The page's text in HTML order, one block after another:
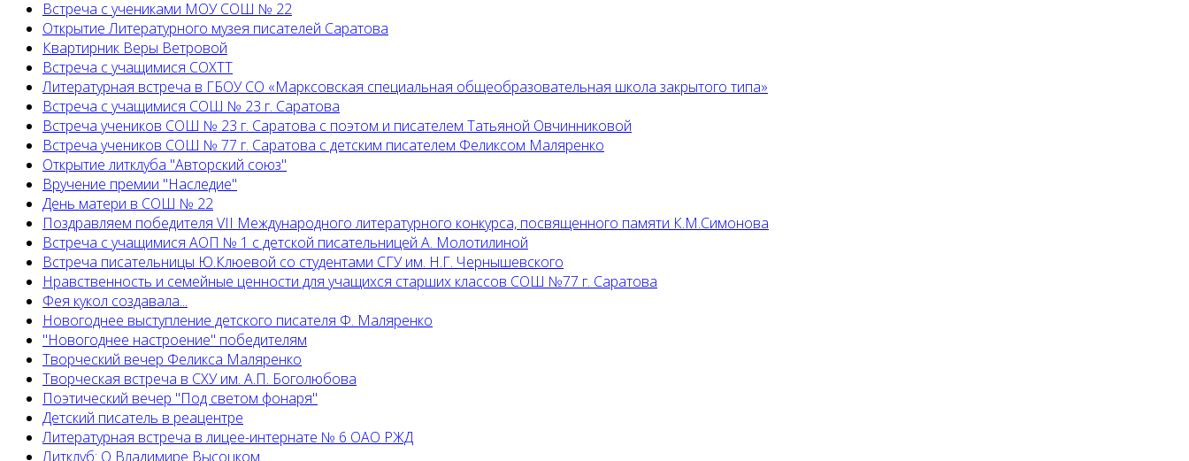
Встреча с учениками МОУ СОШ № 22
Открытие Литературного музея писателей Саратова
Квартирник Веры Ветровой
Встреча с учащимися СОХТТ
Литературная встреча в ГБОУ СО «Марксовская специальная общеобразовательная школа закрытого типа»
Встреча с учащимися СОШ № 23 г. Саратова
Встреча учеников СОШ № 23 г. Саратова с поэтом и писателем Татьяной Овчинниковой
Встреча учеников СОШ № 77 г. Саратова с детским писателем Феликсом Маляренко
Открытие литклуба "Авторский союз"
Вручение премии "Наследие"
День матери в СОШ № 22
Поздравляем победителя VII Международного литературного конкурса, посвященного памяти К.М.Симонова
Встреча с учащимися АОП № 1 с детской писательницей А. Молотилиной
Встреча писательницы Ю.Клюевой со студентами СГУ им. Н.Г. Чернышевского
Нравственность и семейные ценности для учащихся старших классов СОШ №77 г. Саратова
Фея кукол создавала...
Новогоднее выступление детского писателя Ф. Маляренко
"Новогоднее настроение" победителям
Творческий вечер Феликса Маляренко
Творческая встреча в СХУ им. А.П. Боголюбова
Поэтический вечер "Под светом фонаря"
Детский писатель в реацентре
Литературная встреча в лицее-интернате № 6 ОАО РЖД
Литклуб: О Владимире Высоцком